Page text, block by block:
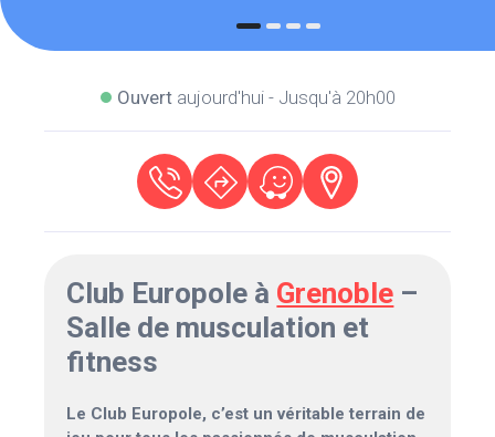
Ouvertaujourd'hui - Jusqu'à 20h00
Club Europole à Grenoble –
Salle de musculation et
fitness
Le Club Europole, c’est un véritable terrain de